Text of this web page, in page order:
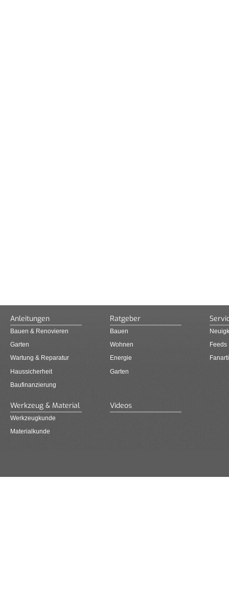
Anleitungen
Bauen & Renovieren
Garten
Wartung & Reparatur
Haussicherheit
Baufinanzierung
Ratgeber
Bauen
Wohnen
Energie
Garten
Feeds
Werkzeug & Material
Werkzeugkunde
Materialkunde
Videos